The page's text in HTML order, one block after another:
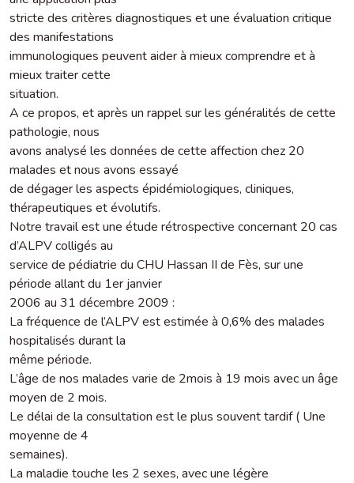
stricte des critères diagnostiques et une évaluation critique
des manifestations
immunologiques peuvent aider à mieux comprendre et à
mieux traiter cette
situation.
A ce propos, et après un rappel sur les généralités de cette
pathologie, nous
avons analysé les données de cette affection chez 20
malades et nous avons essayé
de dégager les aspects épidémiologiques, cliniques,
thérapeutiques et évolutifs.
Notre travail est une étude rétrospective concernant 20 cas
d’ALPV colligés au
service de pédiatrie du CHU Hassan II de Fès, sur une
période allant du 1er janvier
2006 au 31 décembre 2009 :
La fréquence de l’ALPV est estimée à 0,6% des malades
hospitalisés durant la
même période.
L’âge de nos malades varie de 2mois à 19 mois avec un âge
moyen de 2 mois.
Le délai de la consultation est le plus souvent tardif ( Une
moyenne de 4
semaines).
La maladie touche les 2 sexes, avec une légère